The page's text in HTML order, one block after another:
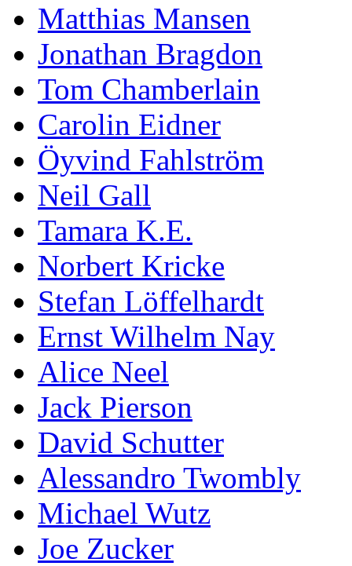
Matthias Mansen
Jonathan Bragdon
Tom Chamberlain
Carolin Eidner
Öyvind Fahlström
Neil Gall
Tamara K.E.
Norbert Kricke
Stefan Löffelhardt
Ernst Wilhelm Nay
Alice Neel
Jack Pierson
David Schutter
Alessandro Twombly
Michael Wutz
Joe Zucker